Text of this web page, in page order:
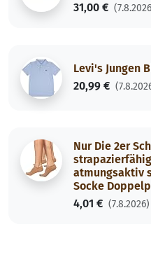
31,00 €
Levi's Jungen
20,99 €
Nur Die 2er
atmungsaktiv
Socke
4,01 € (7.8.2026)